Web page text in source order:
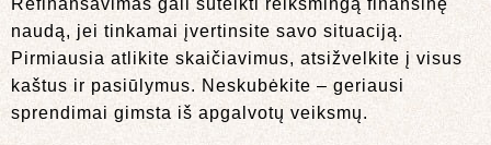
naudą, jei tinkamai įvertinsite savo situaciją.
Pirmiausia atlikite skaičiavimus, atsižvelkite į visus
kaštus ir pasiūlymus. Neskubėkite – geriausi
sprendimai gimsta iš apgalvotų veiksmų.